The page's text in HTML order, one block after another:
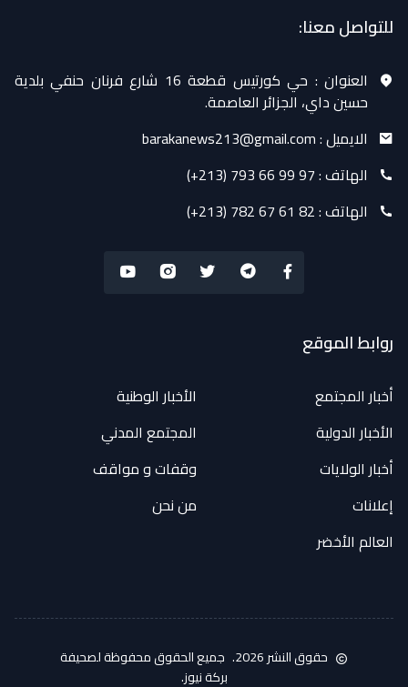
للتواصل معنا:
العنوان :
حي كورتيس قطعة 16 شارع فرنان حنفي بلدية
حسين داي، الجزائر العاصمة.
الايميل :barakanews213@gmail.com
الهاتف :(+213) 793 66 99 97
الهاتف :(+213) 782 67 61 82
روابط الموقع
أخبار المجتمع
الأخبار الوطنية
الأخبار الدولية
المجتمع المدني
أخبار الولايات
وقفات و مواقف
إعلانات
من نحن
العالم الأخضر
حقوق النشر 2026.
جميع الحقوق محفوظة لصحيفة
بركة نيوز.